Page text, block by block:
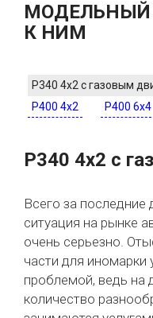
МОДЕЛЬНЫЙ
К НИМ
P340 4x2 с газовым
P400 4x2
P400 6x4
P340 4x2 с
Всего за последние
ситуация на рынке
очень серьезно.
части для
проблемой, ведь на
количество